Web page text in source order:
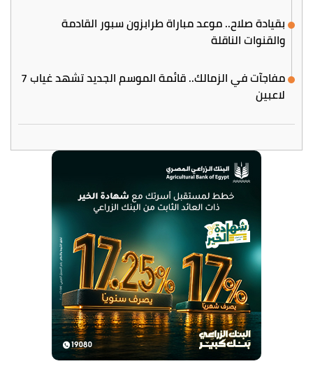
بقيادة صلاح.. موعد مباراة طرابزون سبور القادمة
والقنوات الناقلة
مفاجآت في الزمالك.. قائمة الموسم الجديد تشهد غياب 7
لاعبين